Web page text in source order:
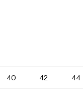
40 42 44